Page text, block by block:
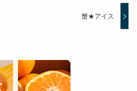
蟹★アイス